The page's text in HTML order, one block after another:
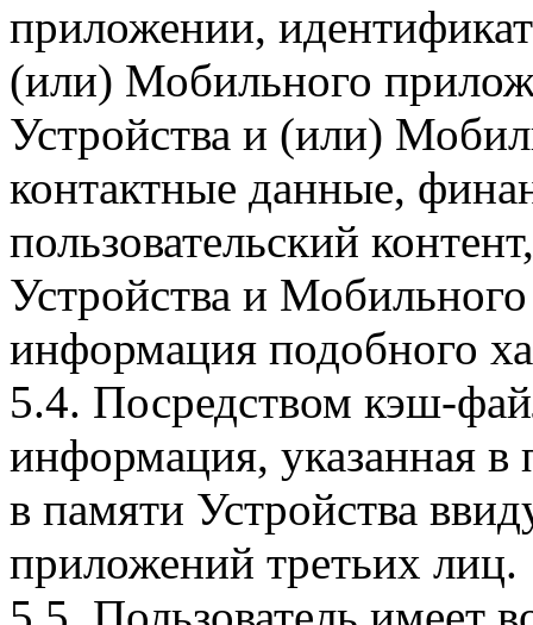
приложении,
(или) Мобильного
Устройства и (или)
контактные данные,
пользовательский
Устройства и
информация подобного
5.4. Посредством кэш-
информация, указанная в
в памяти Устройства
приложений третьих лиц.